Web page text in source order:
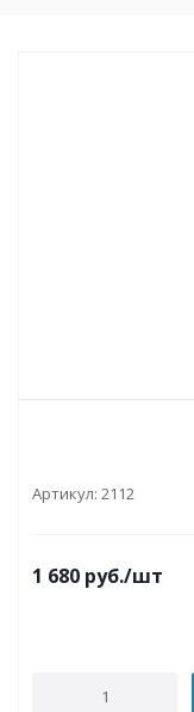
Артикул: 2112
1 680 руб./шт